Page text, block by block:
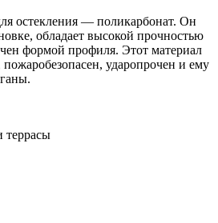
остекления — поликарбонат. Он
обладает высокой прочностью
формой профиля. Этот материал
пожаробезопасен, ударопрочен и ему